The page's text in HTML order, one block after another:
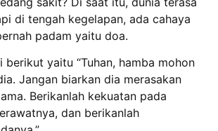
di tengah kegelapan, ada cahaya
padam yaitu doa.
berikut yaitu “Tuhan, hamba mohon
Jangan biarkan dia merasakan
Berikanlah kekuatan pada
dan berikanlah